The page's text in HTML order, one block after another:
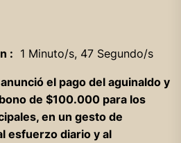
: 1 Minuto/s, 47 Segundo/s
el pago del aguinaldo y
de $100.000 para los
en un gesto de
esfuerzo diario y al